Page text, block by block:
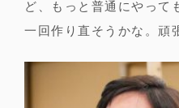
ど、もっと普通にやって
一回作り直そうかな。頑